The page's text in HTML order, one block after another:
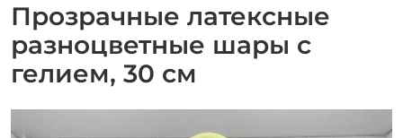
Прозрачные латексные
разноцветные шары с
гелием, 30 см